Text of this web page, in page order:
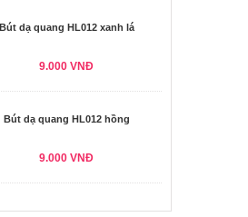
Bút dạ quang HL012 xanh lá
9.000 VNĐ
Bút dạ quang HL012 hồng
9.000 VNĐ